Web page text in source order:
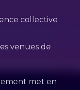
collective
venues de
met en